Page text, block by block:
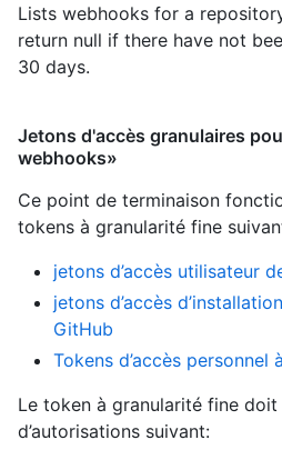
Lists webhooks for a
return null if there have not
30 days.
Jetons d'accès granulaires
webhooks»
Ce point de terminaison
tokens à granularité fine
jetons d’accès utilisateur
jetons d’accès
GitHub
Tokens d’accès personnel
Le token à granularité fine doit
d’autorisations suivant: